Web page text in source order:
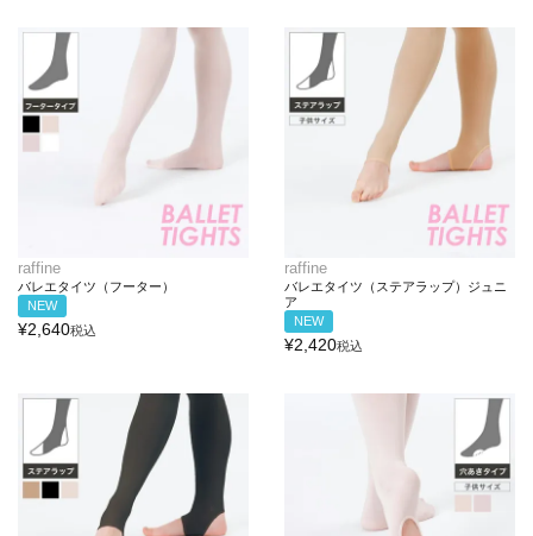
raffine
バレエタイツ（フーター）
NEW
¥2,640税込
raffine
バレエタイツ（ステアラップ）ジュニ
ア
NEW
¥2,420税込